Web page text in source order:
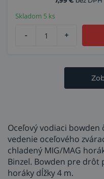
Skladom 5 ks
- +
Oceľový vodiaci bowden
vedenie oceľového
chladený MIG/MAG
Binzel. Bowden pre drôt
horáky dĺžky 4 m.